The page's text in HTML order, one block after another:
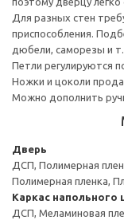
Для разных стен
приспособления.
дюбели, саморезы и т.
Петли регулируются
Ножки и цоколи
Можно дополнить
Дверь
ДСП, Полимерная
Полимерная пленка,
Каркас напольного
ДСП, Меламиновая